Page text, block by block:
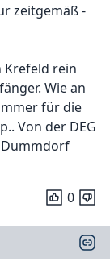
zeitgemäß -
Krefeld rein
Wie an
für die
Von der DEG
Dummdorf
0